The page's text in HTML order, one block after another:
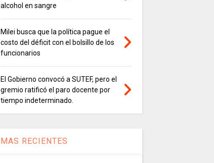
alcohol en sangre
Milei busca que la política pague el
costo del déficit con el bolsillo de los
funcionarios
El Gobierno convocó a SUTEF, pero el
gremio ratificó el paro docente por
tiempo indeterminado.
MAS RECIENTES